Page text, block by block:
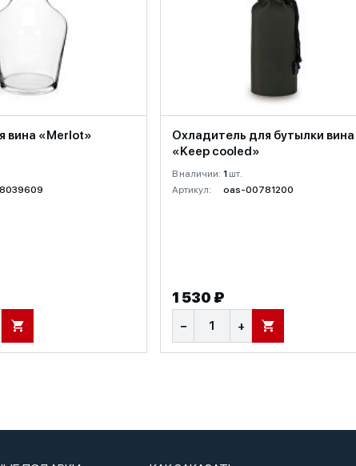
вина «Merlot»
В КОРЗИНУ
Охладитель для бутылки вина
«Keep cooled»
В наличии: 1 шт.
Артикул:
oas-00781200
1 530 ₽
− + В КОРЗИНУ